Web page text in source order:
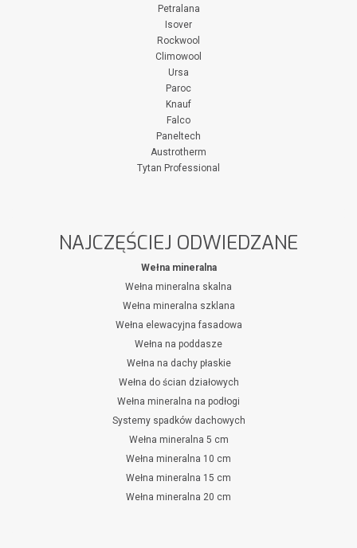
Petralana
Isover
Rockwool
Climowool
Ursa
Paroc
Knauf
Falco
Paneltech
Austrotherm
Tytan Professional
NAJCZĘŚCIEJ ODWIEDZANE
Wełna mineralna
Wełna mineralna skalna
Wełna mineralna szklana
Wełna elewacyjna fasadowa
Wełna na poddasze
Wełna na dachy płaskie
Wełna do ścian działowych
Wełna mineralna na podłogi
Systemy spadków dachowych
Wełna mineralna 5 cm
Wełna mineralna 10 cm
Wełna mineralna 15 cm
Wełna mineralna 20 cm